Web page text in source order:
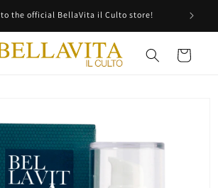
to the official BellaVita il Culto store!
Cart